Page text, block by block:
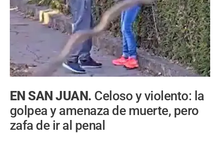
EN SAN JUAN. Celoso y violento: la
golpea y amenaza de muerte, pero
zafa de ir al penal